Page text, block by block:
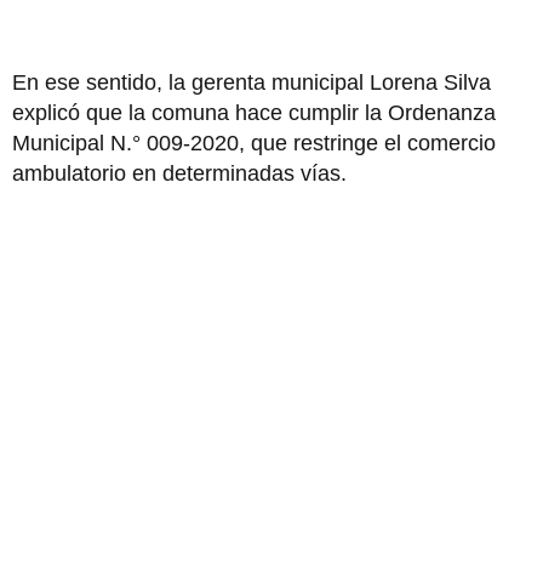
En ese sentido, la gerenta municipal Lorena Silva
explicó que la comuna hace cumplir la Ordenanza
Municipal N.° 009-2020, que restringe el comercio
ambulatorio en determinadas vías.